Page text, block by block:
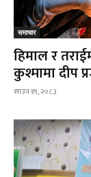
समाचार
हिमाल र
कुश्मामा दीप
साउन १९, २०८३